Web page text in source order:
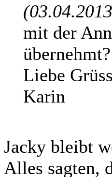
mit der
übernehmt?
Liebe
Karin
Jacky bleibt
Alles sagten,